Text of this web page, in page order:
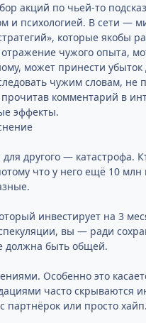
акций по чьей-то
и психологией. В сети —
которые якобы
чужого опыта,
может принести
чужим словам, не
комментарий в
эффекты.
другого — катастрофа.
что у него ещё 10
инвестирует на 3
вы — ради
должна быть общей.
Особенно это
часто скрываются
или просто хайп.